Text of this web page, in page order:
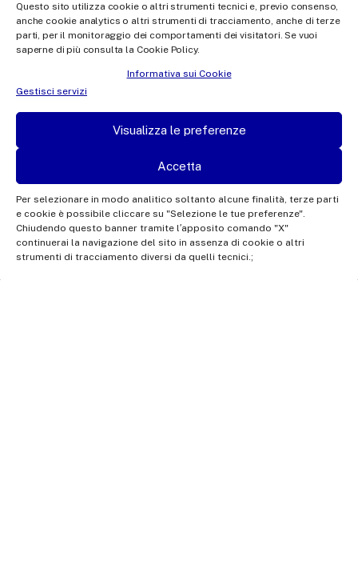
Questo sito utilizza cookie o altri strumenti tecnici e, previo consenso,
anche cookie analytics o altri strumenti di tracciamento, anche di terze
parti, per il monitoraggio dei comportamenti dei visitatori. Se vuoi
saperne di più consulta la Cookie Policy.
Informativa sui Cookie
Gestisci servizi
Visualizza le preferenze
Accetta
Per selezionare in modo analitico soltanto alcune finalità, terze parti
e cookie è possibile cliccare su "Selezione le tue preferenze".
Chiudendo questo banner tramite l′apposito comando "X"
continuerai la navigazione del sito in assenza di cookie o altri
strumenti di tracciamento diversi da quelli tecnici.;
Colonne sonore
Musiche originali
Musica contemporanea